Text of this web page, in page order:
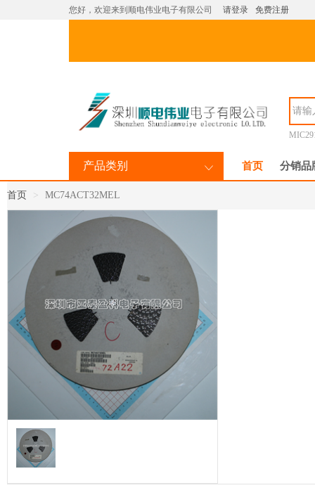
您好，欢迎来到顺电伟业电子有限公司 请登录 免费注册
产品类别 首页 分销品
首页 MC74ACT32MEL